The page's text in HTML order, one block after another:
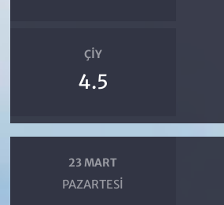
ÇIY
4.5
23 MART
PAZARTESI